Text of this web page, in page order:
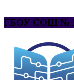
ГБОУ СОШ №